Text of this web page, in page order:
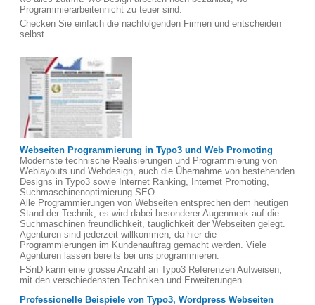
Programmierarbeitennicht zu teuer sind.
Checken Sie einfach die nachfolgenden Firmen und entscheiden
selbst.
Webseiten Programmierung in Typo3 und Web Promoting
Modernste technische Realisierungen und Programmierung von
Weblayouts und Webdesign, auch die Übernahme von bestehenden
Designs in Typo3 sowie Internet Ranking, Internet Promoting,
Suchmaschinenoptimierung SEO.
Alle Programmierungen von Webseiten entsprechen dem heutigen
Stand der Technik, es wird dabei besonderer Augenmerk auf die
Suchmaschinen freundlichkeit, tauglichkeit der Webseiten gelegt.
Agenturen sind jederzeit willkommen, da hier die
Programmierungen im Kundenauftrag gemacht werden. Viele
Agenturen lassen bereits bei uns programmieren.
FSnD kann eine grosse Anzahl an Typo3 Referenzen Aufweisen,
mit den verschiedensten Techniken und Erweiterungen.
Professionelle Beispiele von Typo3, Wordpress Webseiten